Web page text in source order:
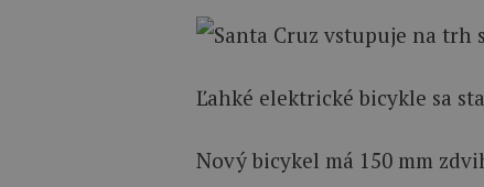
Ľahké elektrické bicykle sa
Nový bicykel má 150 mm